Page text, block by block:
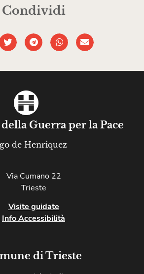
Condividi
Guerra per la Pace
de Henriquez
Via Cumano 22
Trieste
Visite guidate
Info Accessibilità
di Trieste